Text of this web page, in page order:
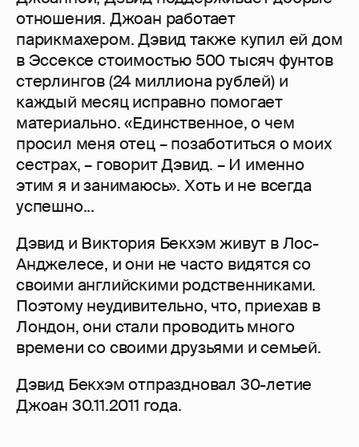
отношения. Джоан работает
парикмахером. Дэвид также купил ей дом
в Эссексе стоимостью 500 тысяч фунтов
стерлингов (24 миллиона рублей) и
каждый месяц исправно помогает
материально. «Единственное, о чем
просил меня отец – позаботиться о моих
сестрах, – говорит Дэвид. – И именно
этим я и занимаюсь». Хоть и не всегда
успешно...
Дэвид и Виктория Бекхэм живут в Лос-
Анджелесе, и они не часто видятся со
своими английскими родственниками.
Поэтому неудивительно, что, приехав в
Лондон, они стали проводить много
времени со своими друзьями и семьей.
Дэвид Бекхэм отпраздновал 30-летие
Джоан 30.11.2011 года.